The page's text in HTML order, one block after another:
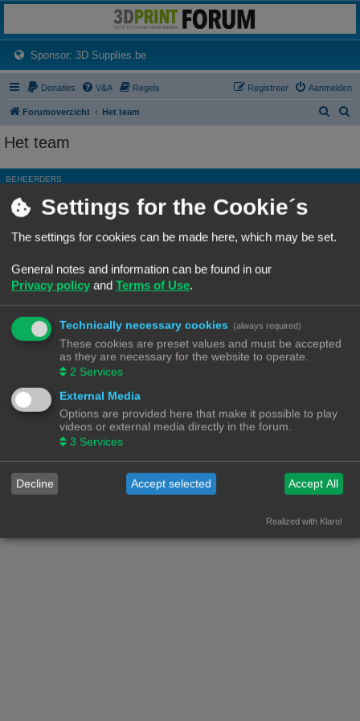
Het 3D print forum van de Benelux na de sluiting van 3dprintforum.nl
Sponsor: 3D Supplies.be(Opens a new tab)
Donaties V&A Regels Aanmelden
Registreer
Forumoverzicht Het team
k
k
Het team
BEHEERDERS
Rang, Gebruikersnaam Site Admin Ch3vr0n
Moderator
Alle forums
ALGEMENE MODERATORS
Geen leden gevonden met deze zoekcriteria.
Ga naar
Forumoverzicht
© Copyright
! - 3dprintforum.eu
Alle Rechten Voorbehouden
Privacy|Gebruikersvoorwaarden
Settings for the Cookie´s
The settings for cookies can be made here, which may be set.
General notes and information can be found in our
Privacy policy and Terms of Use.
Technically necessary cookies (always required)
These cookies are preset values and must be accepted
as they are necessary for the website to operate.
2 Services
External Media
Options are provided here that make it possible to play
videos or external media directly in the forum.
3 Services
Decline Accept selected Accept All
Realized with Klaro!